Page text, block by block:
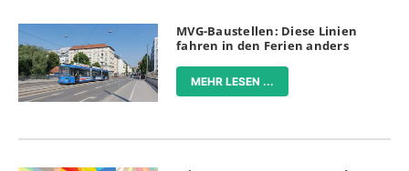
MVG-Baustellen: Diese Linien
fahren in den Ferien anders
MEHR LESEN ...